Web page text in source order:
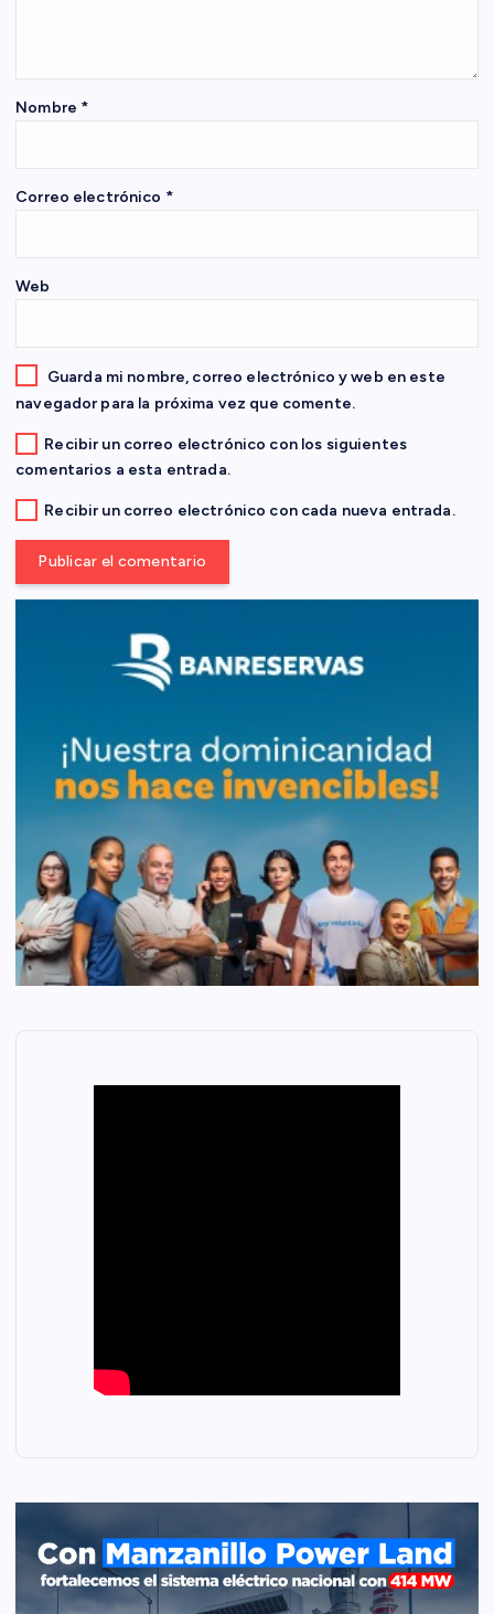
e
t
a
d
a
s
Nombre *
Correo electrónico *
Web
Guarda mi nombre, correo electrónico y web en este
navegador para la próxima vez que comente.
Recibir un correo electrónico con los siguientes
comentarios a esta entrada.
Recibir un correo electrónico con cada nueva entrada.